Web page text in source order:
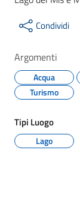
Condividi
Argomenti
Acqua
Turismo
Tipi Luogo
Lago